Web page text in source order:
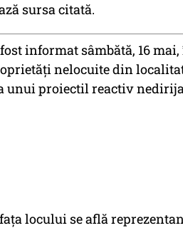
sursa citată.
informat sâmbătă, 16 mai,
nelocuite din
unui proiectil reactiv
locului se află